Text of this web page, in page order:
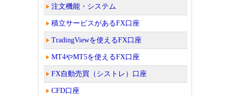
注文機能・システム
積立サービスがあるFX口座
TradingViewを使えるFX口座
MT4やMT5を使えるFX口座
FX自動売買（シストレ）口座
CFD口座